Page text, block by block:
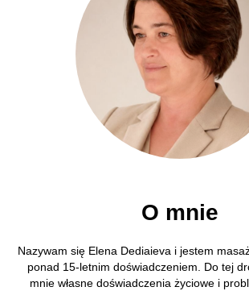
O mnie
Nazywam się Elena Dediaieva i jestem
ponad 15-letnim doświadczeniem. Do tej
mnie własne doświadczenia życiowe i